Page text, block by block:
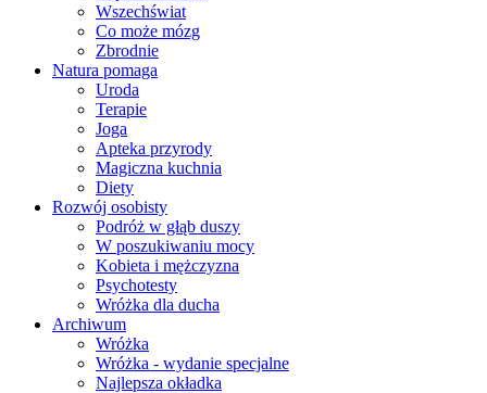
Wszechświat
Co może mózg
Zbrodnie
Natura pomaga
Uroda
Terapie
Joga
Apteka przyrody
Magiczna kuchnia
Diety
Rozwój osobisty
Podróż w głąb duszy
W poszukiwaniu mocy
Kobieta i mężczyzna
Psychotesty
Wróżka dla ducha
Archiwum
Wróżka
Wróżka - wydanie specjalne
Najlepsza okładka